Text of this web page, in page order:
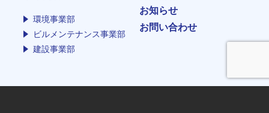
環境事業部
ビルメンテナンス事業部
建設事業部
お知らせ
お問い合わせ